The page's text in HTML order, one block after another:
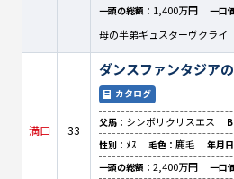
一頭の総額： 1,400万円 一口
母の半弟ギュスターヴクライ
満口 33
ダンスファンタジア
カタログ
父馬： シンボリクリスエス
性別： ﾒｽ 毛色： 鹿毛 年月日
一頭の総額： 2,400万円 一口